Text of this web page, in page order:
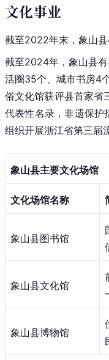
文化事业
截至2022年末，象山
截至2024年，象山县
活圈35个、城市书房4
俗文化馆获评县首家省
代表性名录，非遗保护
组织开展浙江省第三届
象山县主要文化场馆
文化场馆名称
象山县图书馆
象山县文化馆
象山县博物馆